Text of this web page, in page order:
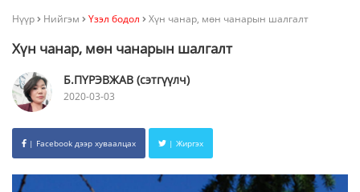
Нүүр Нийгэм Үзэл бодол Хүн чанар, мөн чанарын шалгалт
Хүн чанар, мөн чанарын шалгалт
Б.ПҮРЭВЖАВ (сэтгүүлч)
2020-03-03
| Facebook дээр хуваалцах | Жиргэх